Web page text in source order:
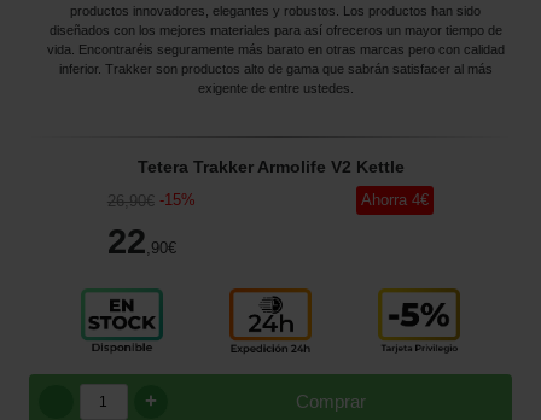
productos innovadores, elegantes y robustos. Los productos han sido
diseñados con los mejores materiales para así ofreceros un mayor tiempo de
vida. Encontraréis seguramente más barato en otras marcas pero con calidad
inferior. Trakker son productos alto de gama que sabrán satisfacer al más
exigente de entre ustedes.
Tetera Trakker Armolife V2 Kettle
26,90€ -15%
22 ,90€
Ahorra 4€
Comprar
+